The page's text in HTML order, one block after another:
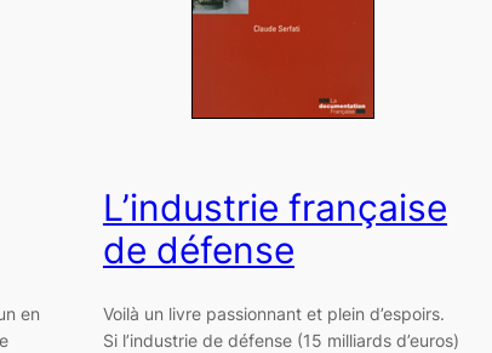
en
L’industrie française
de défense
Voilà un livre passionnant et plein d’espoirs.
Si l’industrie de défense (15 milliards d’euros)